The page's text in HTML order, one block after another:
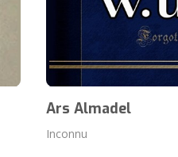
Ars Almadel
Inconnu